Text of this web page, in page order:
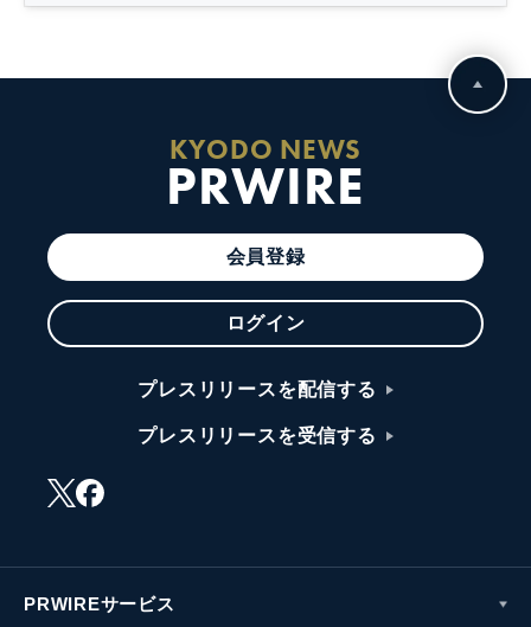
KYODO NEWS
PRWIRE
会員登録
ログイン
プレスリリースを配信する
プレスリリースを受信する
PRWIREサービス